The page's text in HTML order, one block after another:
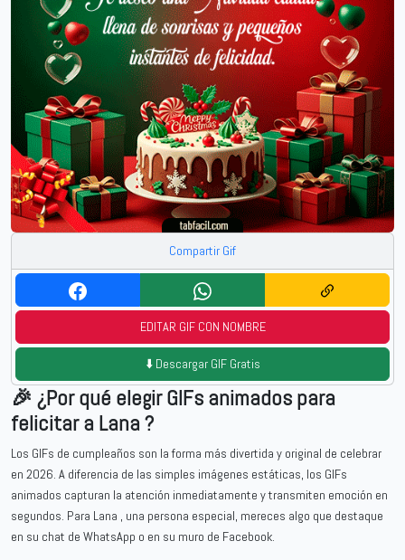
Compartir Gif
EDITAR GIF CON NOMBRE
⬇️ Descargar GIF Gratis
🎉 ¿Por qué elegir GIFs animados para
felicitar a Lana ?
Los GIFs de cumpleaños son la forma más divertida y original de celebrar
en 2026. A diferencia de las simples imágenes estáticas, los GIFs
animados capturan la atención inmediatamente y transmiten emoción en
segundos. Para Lana , una persona especial, mereces algo que destaque
en su chat de WhatsApp o en su muro de Facebook.